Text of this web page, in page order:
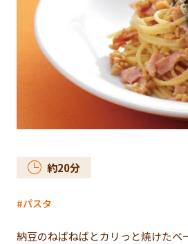
約20分
パスタ
納豆のねばねばとカリっと焼けたベ